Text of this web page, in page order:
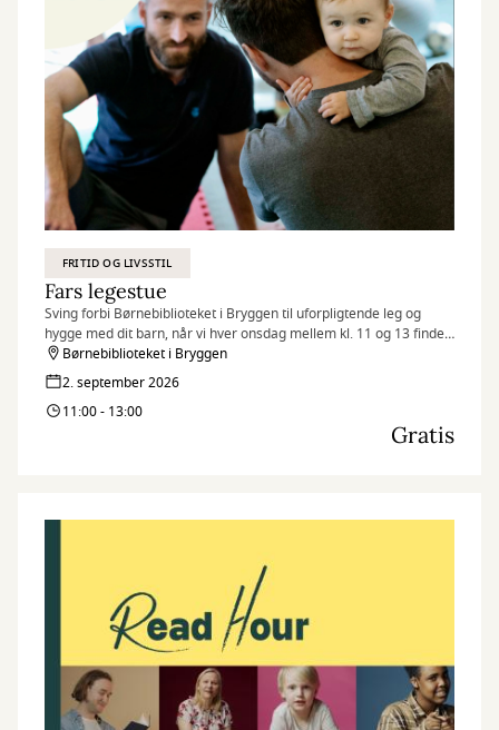
FRITID OG LIVSSTIL
Fars legestue
Sving forbi Børnebiblioteket i Bryggen til uforpligtende leg og
hygge med dit barn, når vi hver onsdag mellem kl. 11 og 13 finder
legetøjet frem og inviterer til Fars legestue.
Børnebiblioteket i Bryggen
2. september 2026
11:00 - 13:00
Gratis